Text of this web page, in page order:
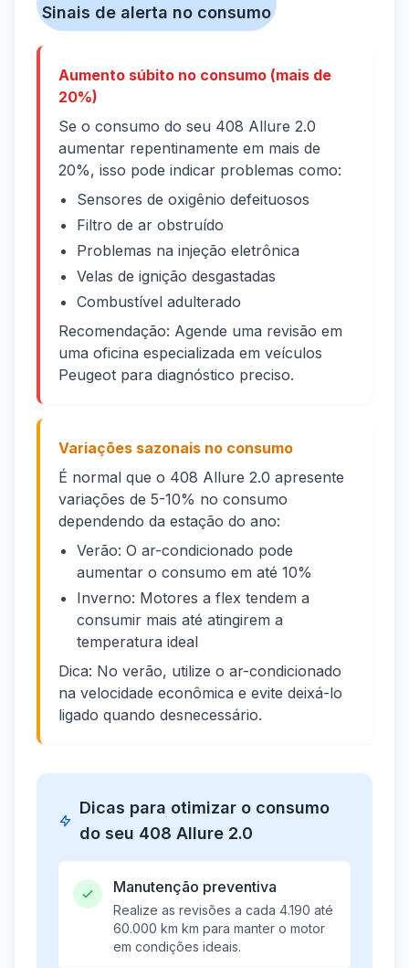
Sinais de alerta no consumo
Aumento súbito no consumo (mais de
20%)
Se o consumo do seu 408 Allure 2.0
aumentar repentinamente em mais de
20%, isso pode indicar problemas como:
Sensores de oxigênio defeituosos
Filtro de ar obstruído
Problemas na injeção eletrônica
Velas de ignição desgastadas
Combustível adulterado
Recomendação: Agende uma revisão em
uma oficina especializada em veículos
Peugeot para diagnóstico preciso.
Variações sazonais no consumo
É normal que o 408 Allure 2.0 apresente
variações de 5-10% no consumo
dependendo da estação do ano:
Verão: O ar-condicionado pode
aumentar o consumo em até 10%
Inverno: Motores a flex tendem a
consumir mais até atingirem a
temperatura ideal
Dica: No verão, utilize o ar-condicionado
na velocidade econômica e evite deixá-lo
ligado quando desnecessário.
Dicas para otimizar o consumo
do seu 408 Allure 2.0
Manutenção preventiva
Realize as revisões a cada 4.190 até
60.000 km km para manter o motor
em condições ideais.